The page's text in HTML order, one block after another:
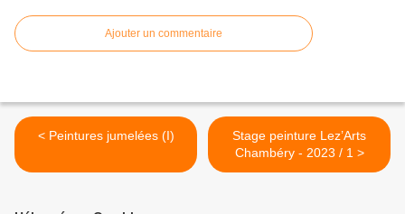
Ajouter un commentaire
< Peintures jumelées (I)
Stage peinture Lez’Arts
Chambéry - 2023 / 1 >